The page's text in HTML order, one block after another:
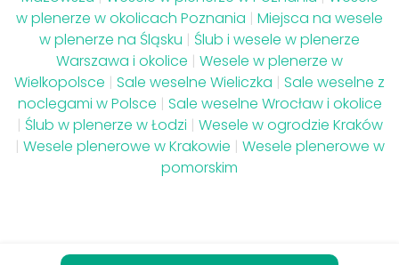
w plenerze w okolicach Poznania | Miejsca na wesele
w plenerze na Śląsku | Ślub i wesele w plenerze
Warszawa i okolice | Wesele w plenerze w
Wielkopolsce | Sale weselne Wieliczka | Sale weselne z
noclegami w Polsce | Sale weselne Wrocław i okolice
| Ślub w plenerze w Łodzi | Wesele w ogrodzie Kraków
| Wesele plenerowe w Krakowie | Wesele plenerowe w
pomorskim